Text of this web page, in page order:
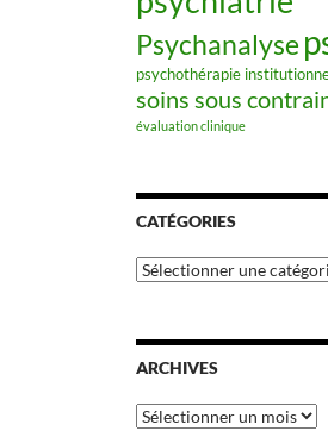
Psychanalyse
psychothérapie
soins sous
évaluation clinique
CATÉGORIES
Catégories
ARCHIVES
Archives